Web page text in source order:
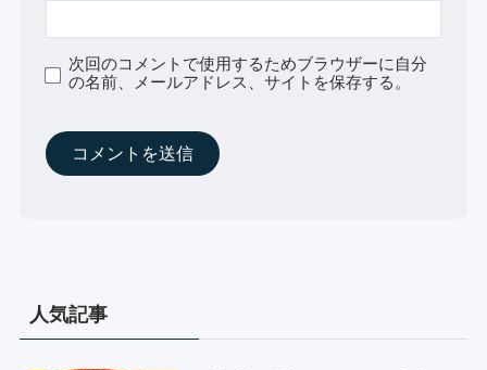
次回のコメントで使用するためブラウザーに自分
の名前、メールアドレス、サイトを保存する。
人気記事